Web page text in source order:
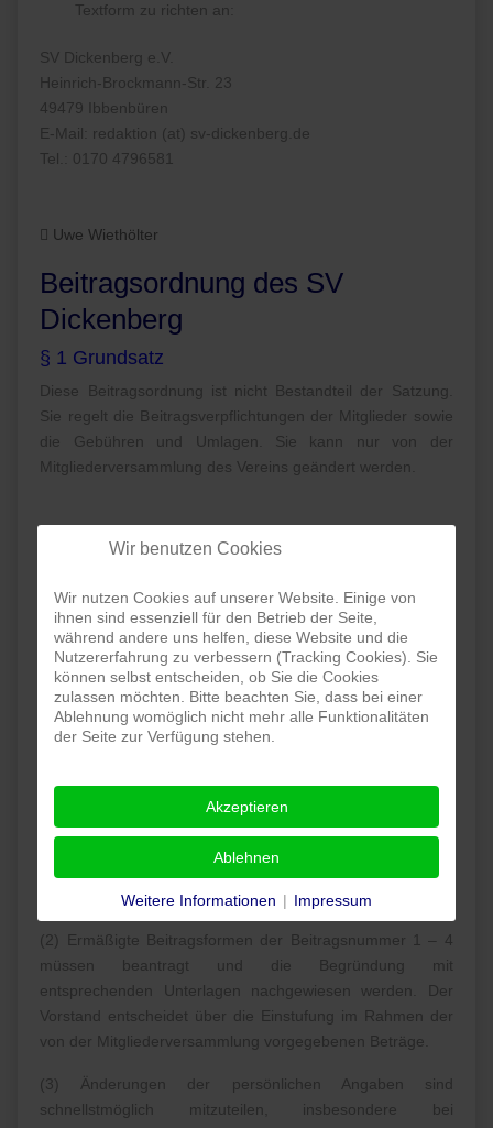
Textform zu richten an:
SV Dickenberg e.V.
Heinrich-Brockmann-Str. 23
49479 Ibbenbüren
E-Mail: redaktion (at) sv-dickenberg.de
Tel.: 0170 4796581
Uwe Wiethölter
Beitragsordnung des SV
Dickenberg
§ 1 Grundsatz
Diese Beitragsordnung ist nicht Bestandteil der Satzung.
Sie regelt die Beitragsverpflichtungen der Mitglieder sowie
die Gebühren und Umlagen. Sie kann nur von der
Mitgliederversammlung des Vereins geändert werden.
/Monat
1
Erwachsener 9,00 €
2
Kinder und Jugendliche bis zum
18. Lebensjahr
6,00 €
3 Ehepaar
17,50 €
4
Familienbeitrag(1)
(1) Für die Beitragshöhe ist der am Fälligkeitstag
bestehende Mitgliederstatus maßgebend.
(2) Ermäßigte Beitragsformen der Beitragsnummer 1 – 4
müssen beantragt und die Begründung mit
entsprechenden Unterlagen nachgewiesen werden. Der
Vorstand entscheidet über die Einstufung im Rahmen der
von der Mitgliederversammlung vorgegebenen Beträge.
(3) Änderungen der persönlichen Angaben sind
schnellstmöglich mitzuteilen, insbesondere bei
Wir benutzen Cookies
Wir nutzen Cookies auf unserer Website. Einige von
ihnen sind essenziell für den Betrieb der Seite,
während andere uns helfen, diese Website und die
Nutzererfahrung zu verbessern (Tracking Cookies). Sie
können selbst entscheiden, ob Sie die Cookies
zulassen möchten. Bitte beachten Sie, dass bei einer
Ablehnung womöglich nicht mehr alle Funktionalitäten
der Seite zur Verfügung stehen.
Akzeptieren
Ablehnen
Weitere Informationen | Impressum